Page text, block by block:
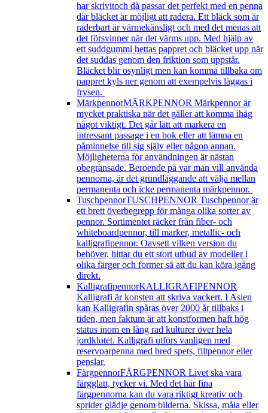
har skrivitoch då passar det perfekt med en penna
där bläcket är möjligt att radera. Ett bläck som är
raderbart är värmekänsligt och med det menas att
det försvinner när det värms upp. Med hjälp av
ett suddgummi hettas pappret och bläcket upp när
det suddas genom den friktion som uppstår.
Bläcket blir osynligt men kan komma tillbaka om
pappret kyls ner genom att exempelvis läggas i
frysen.
MärkpennorMÄRKPENNOR Märkpennor är
mycket praktiska när det gäller att komma ihåg
något viktigt. Det går lätt att markera en
intressant passage i en bok eller att lämna en
påminnelse till sig själv eller någon annan.
Möjligheterna för användningen är nästan
obegränsade. Beroende på var man vill använda
pennorna, är det grundläggande att välja mellan
permanenta och icke permanenta märkpennor.
TuschpennorTUSCHPENNOR Tuschpennor är
ett brett överbegrepp för många olika sorter av
pennor. Sortimentet räcker från fiber- och
whiteboardpennor, till marker, metallic- och
kalligrafipennor. Oavsett vilken version du
behöver, hittar du ett stort utbud av modeller i
olika färger och former så att du kan köra igång
direkt.
KalligrafipennorKALLIGRAFIPENNOR
Kalligrafi är konsten att skriva vackert. I Asien
kan Kalligrafin spåras över 2000 år tillbaks i
tiden, men faktum är att konstformen haft hög
status inom en lång rad kulturer över hela
jordklotet. Kalligrafi utförs vanligen med
reservoarpenna med bred spets, filtpennor eller
penslar.
FärgpennorFÄRGPENNOR Livet ska vara
färgglatt, tycker vi. Med det här fina
färgpennorna kan du vara riktigt kreativ och
sprider glädje genom bilderna. Skissa, måla eller